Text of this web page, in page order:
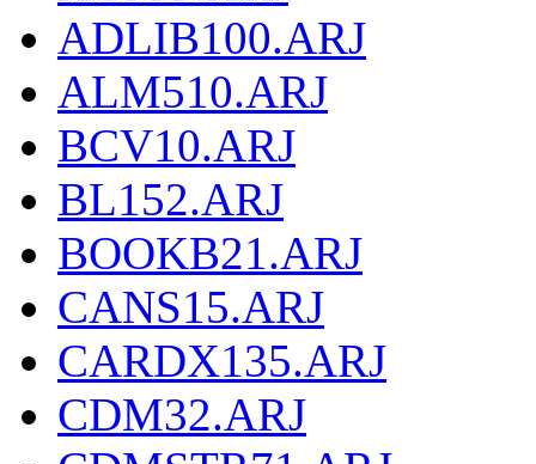
ADLIB100.ARJ
ALM510.ARJ
BCV10.ARJ
BL152.ARJ
BOOKB21.ARJ
CANS15.ARJ
CARDX135.ARJ
CDM32.ARJ